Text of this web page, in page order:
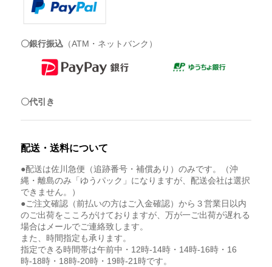
〇銀行振込 （ATM・ネットバンク）
〇代引き
配送・送料について
●配送は佐川急便（追跡番号・補償あり）のみです。（沖
縄・離島のみ「ゆうパック」になりますが、配送会社は選択
できません。）
●ご注文確認（前払いの方はご入金確認）から３営業日以内
のご出荷をこころがけておりますが、万が一ご出荷が遅れる
場合はメールでご連絡致します。
また、時間指定も承ります。
指定できる時間帯は午前中・12時-14時・14時-16時・16
時-18時・18時-20時・19時-21時です。